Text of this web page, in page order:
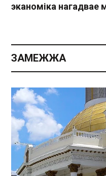
эканоміка нагадвае
ЗАМЕЖЖА